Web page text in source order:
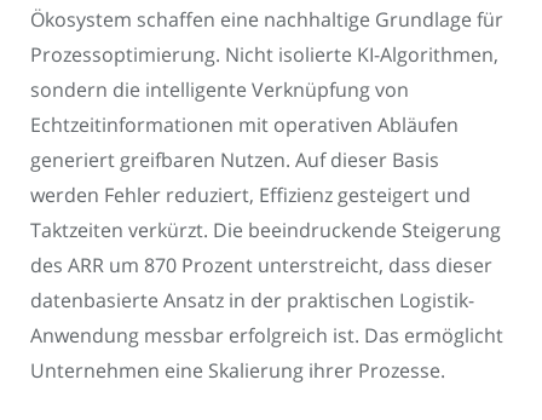
Ökosystem schaffen eine nachhaltige Grundlage für
Prozessoptimierung. Nicht isolierte KI-Algorithmen,
sondern die intelligente Verknüpfung von
Echtzeitinformationen mit operativen Abläufen
generiert greifbaren Nutzen. Auf dieser Basis
werden Fehler reduziert, Effizienz gesteigert und
Taktzeiten verkürzt. Die beeindruckende Steigerung
des ARR um 870 Prozent unterstreicht, dass dieser
datenbasierte Ansatz in der praktischen Logistik-
Anwendung messbar erfolgreich ist. Das ermöglicht
Unternehmen eine Skalierung ihrer Prozesse.